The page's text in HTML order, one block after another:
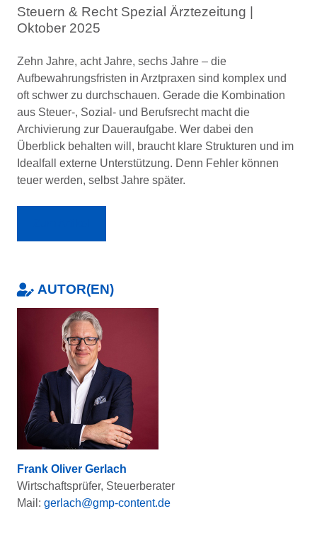
Steuern & Recht Spezial Ärztezeitung |
Oktober 2025
Zehn Jahre, acht Jahre, sechs Jahre – die
Aufbewahrungsfristen in Arztpraxen sind komplex und
oft schwer zu durchschauen. Gerade die Kombination
aus Steuer-, Sozial- und Berufsrecht macht die
Archivierung zur Daueraufgabe. Wer dabei den
Überblick behalten will, braucht klare Strukturen und im
Idealfall externe Unterstützung. Denn Fehler können
teuer werden, selbst Jahre später.
AUTOR(EN)
Frank Oliver Gerlach
Wirtschaftsprüfer, Steuerberater
Mail: gerlach@gmp-content.de